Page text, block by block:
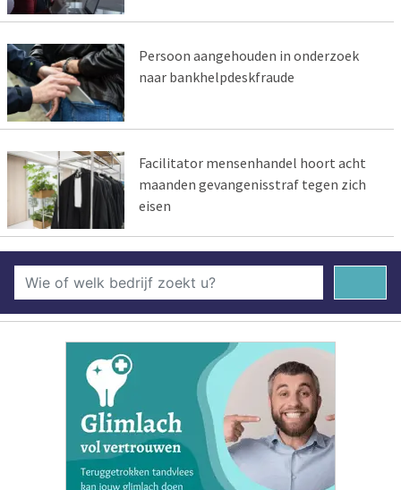
Persoon aangehouden in onderzoek
naar bankhelpdeskfraude
Facilitator mensenhandel hoort acht
maanden gevangenisstraf tegen zich
eisen